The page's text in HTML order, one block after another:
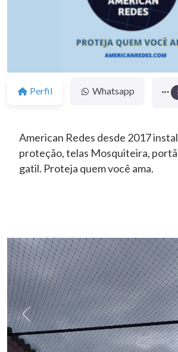
Perfil Whatsapp
American Redes desde 2017
proteção, telas Mosquiteira,
gatil. Proteja quem você ama.
Anterior